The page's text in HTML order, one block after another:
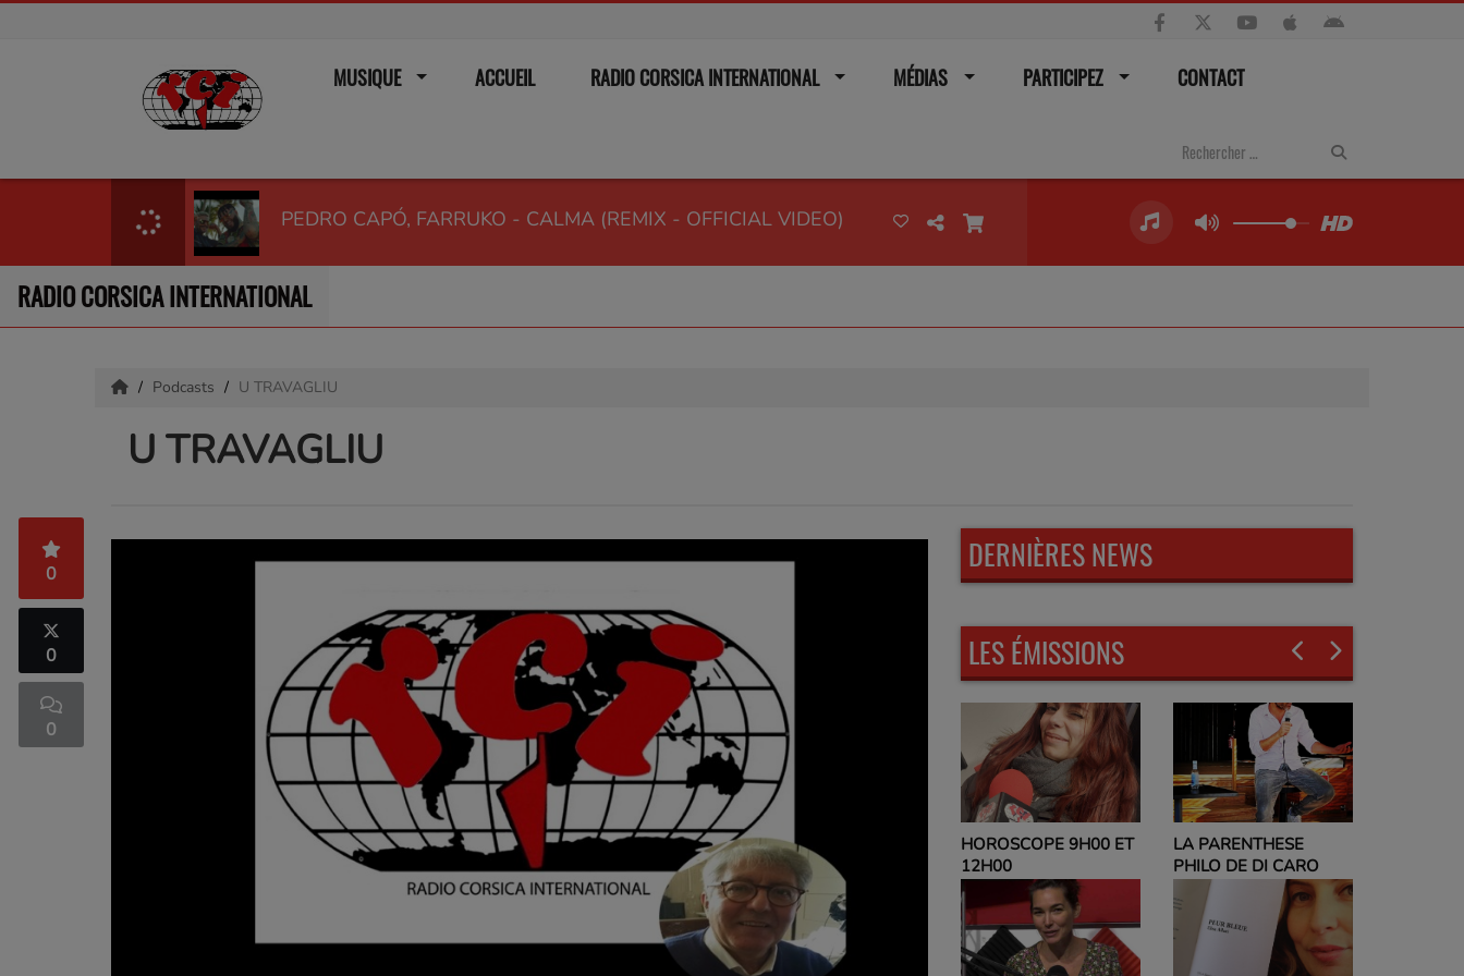
MUSIQUE ACCUEIL RADIO CORSICA INTERNATIONAL MÉDIAS PARTICIPEZ CONTACT
PEDRO CAPÓ, FARRUKO - CALMA (REMIX - OFFICIAL VIDEO)
RADIO CORSICA INTERNATIONAL
Podcasts U TRAVAGLIU
U TRAVAGLIU
0
0
0
DERNIÈRES NEWS
LES ÉMISSIONS
HOROSCOPE 9H00 ET
12H00
LA PARENTHESE
PHILO DE DI CARO
EVELYNE ADAM
PARLEZ-MOI DE VOUS
ET NO POLITIC